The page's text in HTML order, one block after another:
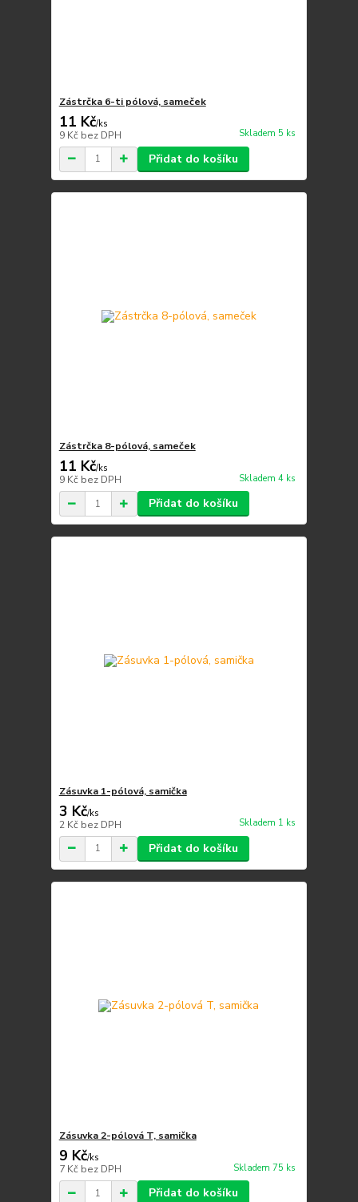
Zástrčka 6-ti pólová, sameček
11 Kč/ks
9 Kč bez DPH Skladem 5 ks
Přidat do košíku
Zástrčka 8-pólová, sameček
11 Kč/ks
9 Kč bez DPH Skladem 4 ks
Přidat do košíku
Zásuvka 1-pólová, samička
3 Kč/ks
2 Kč bez DPH Skladem 1 ks
Přidat do košíku
Zásuvka 2-pólová T, samička
9 Kč/ks
7 Kč bez DPH Skladem 75 ks
Přidat do košíku